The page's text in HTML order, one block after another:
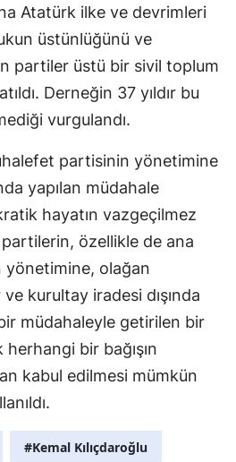
Atatürk ilke ve devrimleri
üstünlüğünü ve
partiler üstü bir sivil toplum
Derneğin 37 yıldır bu
vurgulandı.
partisinin yönetimine
yapılan müdahale
hayatın vazgeçilmez
partilerin, özellikle de ana
olağan
kurultay iradesi dışında
müdahaleyle getirilen bir
bir bağışın
kabul edilmesi mümkün
#Kemal Kılıçdaroğlu